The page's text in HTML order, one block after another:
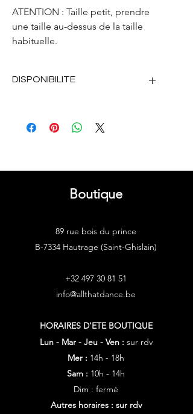
ATENTION : Taille petit, prendre
une taille au-dessus de la taille
habituelle.
DISPONIBILITE
Boutique
89 rue bois du prince
B-7334 Hautrage (Saint-Ghislain)
+32 497 30 81 51
info@allthatdance.be
HORAIRES D'ETE BOUTIQUE
Lun - Mar - Jeu - Ven : sur rdv
Mer : 14h - 18h
Sam : 10h - 14h
Dim : fermé
Autres horaires : sur rdv